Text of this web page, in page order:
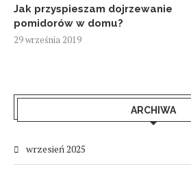
Jak przyspieszam dojrzewanie
pomidorów w domu?
29 września 2019
ARCHIWA
wrzesień 2025